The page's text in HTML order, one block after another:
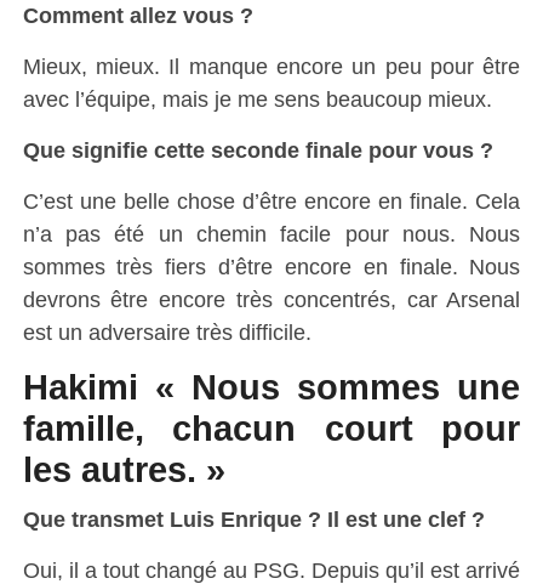
Comment allez vous ?
Mieux, mieux. Il manque encore un peu pour être
avec l’équipe, mais je me sens beaucoup mieux.
Que signifie cette seconde finale pour vous ?
C’est une belle chose d’être encore en finale. Cela
n’a pas été un chemin facile pour nous. Nous
sommes très fiers d’être encore en finale. Nous
devrons être encore très concentrés, car Arsenal
est un adversaire très difficile.
Hakimi « Nous sommes une
famille, chacun court pour
les autres. »
Que transmet Luis Enrique ? Il est une clef ?
Oui, il a tout changé au PSG. Depuis qu’il est arrivé